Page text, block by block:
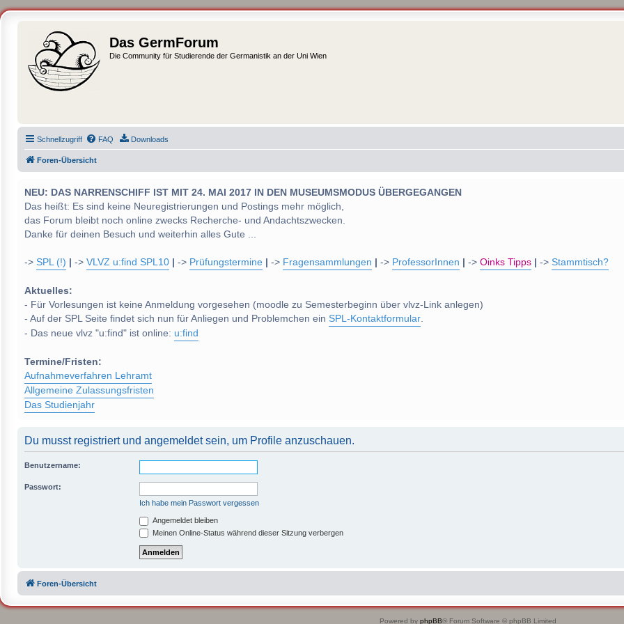
Das GermForum
Die Community für Studierende der Germanistik an der Uni Wien
Schnellzugriff FAQ Downloads
Foren-Übersicht
NEU: DAS NARRENSCHIFF IST MIT 24. MAI 2017 IN DEN MUSEUMSMODUS ÜBERGEGANGEN
Das heißt: Es sind keine Neuregistrierungen und Postings mehr möglich,
das Forum bleibt noch online zwecks Recherche- und Andachtszwecken.
Danke für deinen Besuch und weiterhin alles Gute ...
-> SPL (!) -> VLVZ u:find SPL10 -> Prüfungstermine -> Fragensammlungen -> ProfessorInnen -> Oinks Tipps -> Stammtisch?
Aktuelles:
- Für Vorlesungen ist keine Anmeldung vorgesehen (moodle zu Semesterbeginn über vlvz-Link anlegen)
- Auf der SPL Seite findet sich nun für Anliegen und Problemchen ein SPL-Kontaktformular.
- Das neue vlvz "u:find" ist online: u:find
Termine/Fristen:
Aufnahmeverfahren Lehramt
Allgemeine Zulassungsfristen
Das Studienjahr
Du musst registriert und angemeldet sein, um Profile anzuschauen.
Benutzername:
Passwort:
Ich habe mein Passwort vergessen
Angemeldet bleiben
Meinen Online-Status während dieser Sitzung verbergen
Foren-Übersicht
Powered by phpBB® Forum Software © phpBB Limited